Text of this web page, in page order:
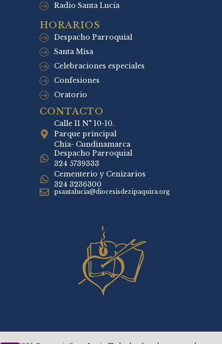
Radio Santa Lucía
HORARIOS
Despacho Parroquial
Santa Misa
Celebraciones especiales
Confesiones
Oratorio
CONTACTO
Calle 11 N° 10-10.
Parque principal
Chia- Cundinamarca
Despacho Parroquial
324 5739333
Cementerio y Cenizarios
324 3236300
psantalucia@diocesisdezipaquira.org